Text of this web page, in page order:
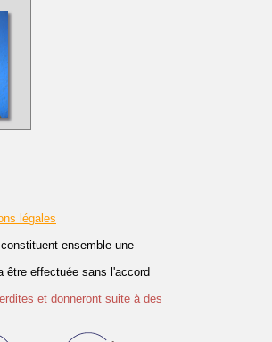
légales
ensemble une
être effectuée sans l'accord
et donneront suite à des